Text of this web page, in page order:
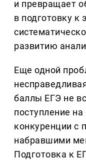
и превращает
в подготовку к
развитию
Еще одной
баллы ЕГЭ не
поступление
конкуренции с
набравшими
Подготовка к